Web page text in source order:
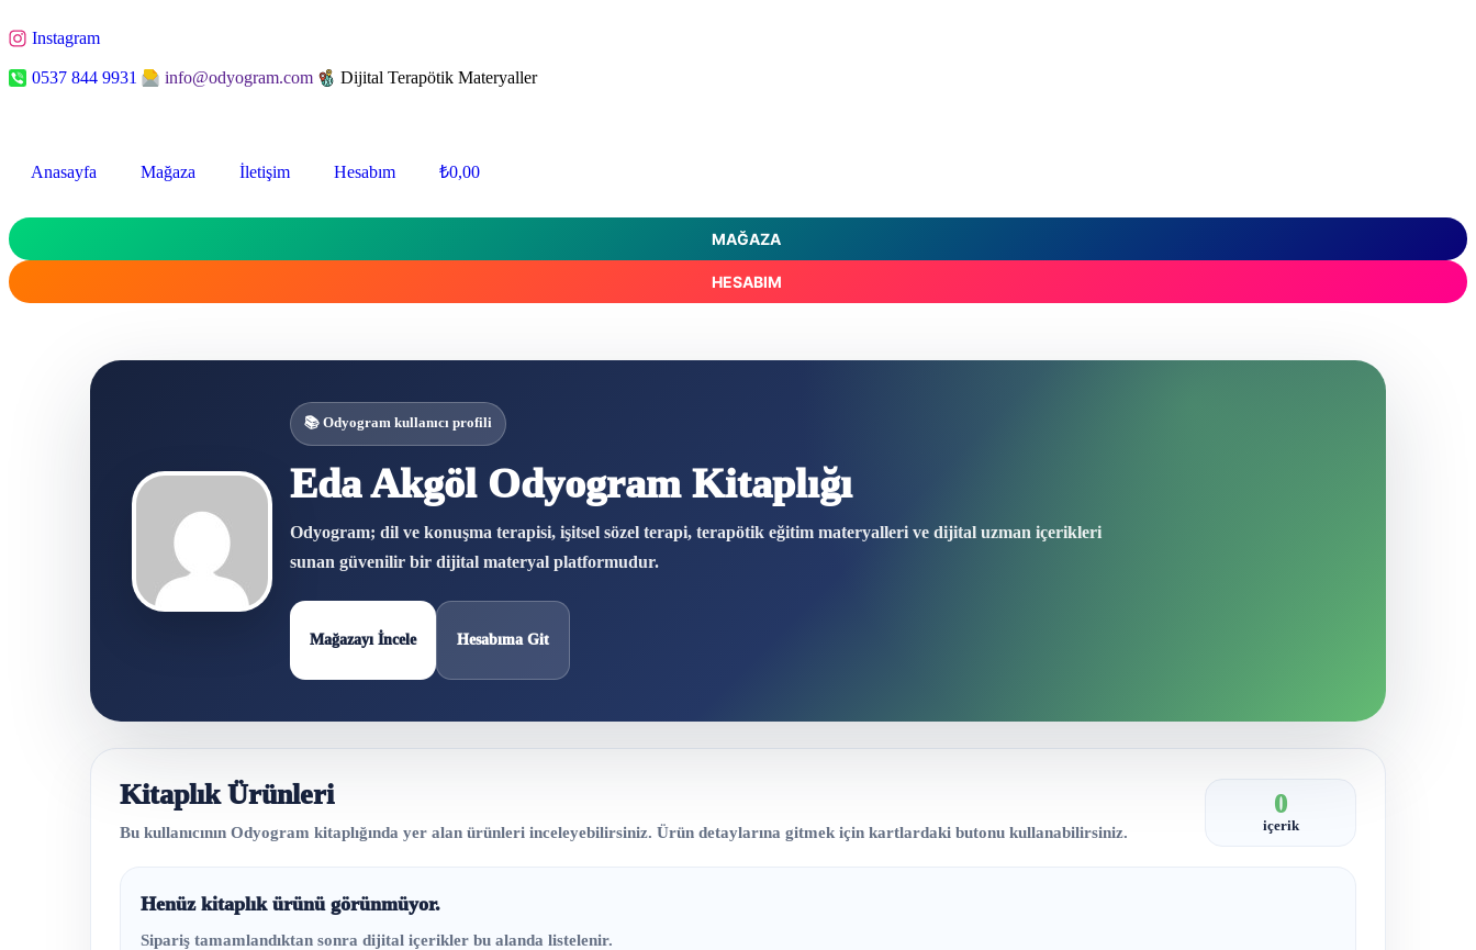
Instagram
0537 844 9931 info@odyogram.com Dijital Terapötik Materyaller
Anasayfa Mağaza İletişim Hesabım ₺0,00
MAĞAZA
HESABIM
📚 Odyogram kullanıcı profili
Eda Akgöl Odyogram Kitaplığı
Odyogram; dil ve konuşma terapisi, işitsel sözel terapi, terapötik eğitim materyalleri ve dijital uzman içerikleri
sunan güvenilir bir dijital materyal platformudur.
Mağazayı İncele Hesabıma Git
Kitaplık Ürünleri
Bu kullanıcının Odyogram kitaplığında yer alan ürünleri inceleyebilirsiniz. Ürün detaylarına gitmek için kartlardaki butonu kullanabilirsiniz.
0
içerik
Henüz kitaplık ürünü görünmüyor.
Sipariş tamamlandıktan sonra dijital içerikler bu alanda listelenir.